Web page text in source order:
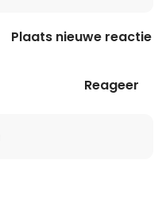
Plaats nieuwe reactie
Reageer